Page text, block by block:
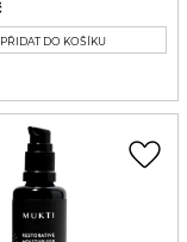
PŘIDAT DO KOŠÍKU
favorite_border